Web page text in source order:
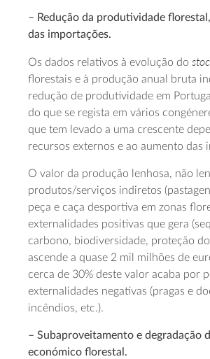
– Redução da produtividade
das importações.
Os dados relativos à evolução do
florestais e à produção anual bruta
redução de produtividade em
do que se regista em vários
que tem levado a uma crescente
recursos externos e ao aumento das
O valor da produção lenhosa, não
produtos/serviços indiretos
peça e caça desportiva em zonas
externalidades positivas que gera
carbono, biodiversidade, proteção
ascende a quase 2 mil milhões de
cerca de 30% deste valor acaba por
externalidades negativas (pragas e
incêndios, etc.).
– Subaproveitamento e degradação
económico florestal.